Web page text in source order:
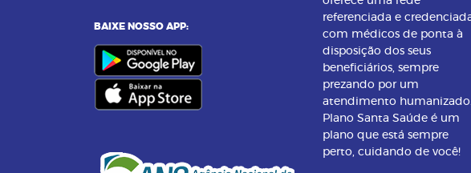
BAIXE NOSSO APP:
O Plano Santa Saúde
oferece uma rede
referenciada e credenciada,
com médicos de ponta à
disposição dos seus
beneficiários, sempre
prezando por um
atendimento humanizado.
Plano Santa Saúde é um